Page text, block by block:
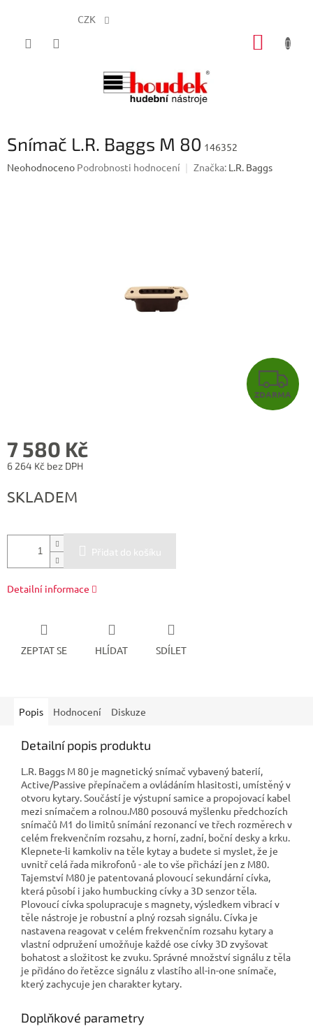
CZK
Snímač L.R. Baggs M 80 146352
Průměrné
Neohodnoceno Podrobnosti hodnocení Značka: L.R. Baggs
Z
D
ZDARMA
7 580 Kč
6 264 Kč bez DPH
cena:
SKLADEM
Přidat do košíku
Detailní informace
ZEPTAT SE HLÍDAT SDÍLET
Popis Hodnocení Diskuze
Detailní popis produktu
L.R. Baggs M 80 je magnetický snímač vybavený baterií,
Active/Passive přepínačem a ovládáním hlasitosti, umístěný v
otvoru kytary. Součástí je výstupní samice a propojovací kabel
mezi snímačem a rolnou.M80 posouvá myšlenku předchozích
snímačů M1 do limitů snímání rezonancí ve třech rozměrech v
celém frekvenčním rozsahu, z horní, zadní, boční desky a krku.
Klepnete-li kamkoliv na těle kytay a budete si myslet, že je
uvnitř celá řada mikrofonů - ale to vše přichází jen z M80.
Tajemství M80 je patentovaná plovoucí sekundární cívka,
která působí i jako humbucking cívky a 3D senzor těla.
Plovoucí cívka spolupracuje s magnety, výsledkem vibrací v
těle nástroje je robustní a plný rozsah signálu. Cívka je
nastavena reagovat v celém frekvenčním rozsahu kytary a
vlastní odpružení umožňuje každé ose cívky 3D zvyšovat
bohatost a složitost ke zvuku. Správné množství signálu z těla
je přidáno do řetězce signálu z vlastího all-in-one snímače,
který zachycuje jen charakter kytary.
Doplňkové parametry